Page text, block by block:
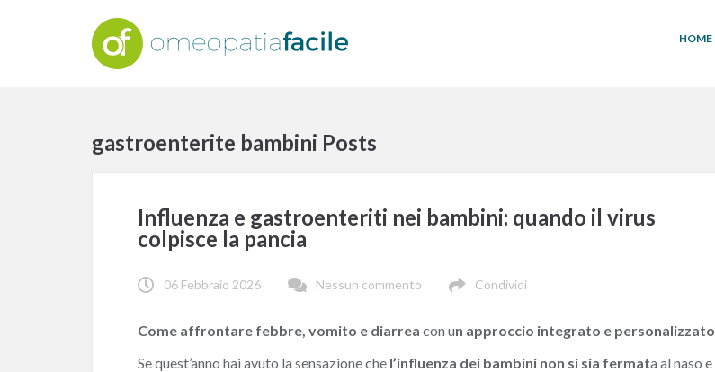
HOME
gastroenterite bambini Posts
Influenza e gastroenteriti nei bambini: quando il virus
colpisce la pancia
06 Febbraio 2026 Nessun commento Condividi
Come affrontare febbre, vomito e diarrea con un approccio integrato e personalizzato
Se quest’anno hai avuto la sensazione che l’influenza dei bambini non si sia fermata al naso e